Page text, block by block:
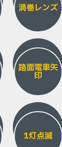
渦巻レンズ
路面電車矢
印
1灯点滅